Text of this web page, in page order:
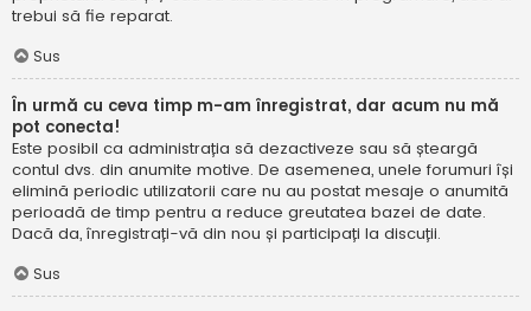
trebui să fie reparat.
Sus
În urmă cu ceva timp m-am înregistrat, dar acum nu mă
pot conecta!
Este posibil ca administrația să dezactiveze sau să șteargă
contul dvs. din anumite motive. De asemenea, unele forumuri își
elimină periodic utilizatorii care nu au postat mesaje o anumită
perioadă de timp pentru a reduce greutatea bazei de date.
Dacă da, înregistrați-vă din nou și participați la discuții.
Sus